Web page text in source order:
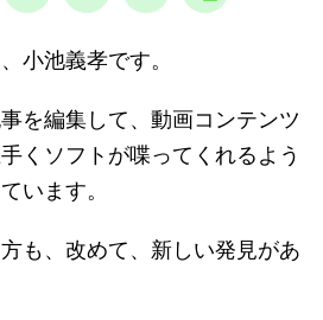
小池義孝です。
を編集して、動画コンテンツ
くソフトが喋ってくれるよう
います。
も、改めて、新しい発見があ